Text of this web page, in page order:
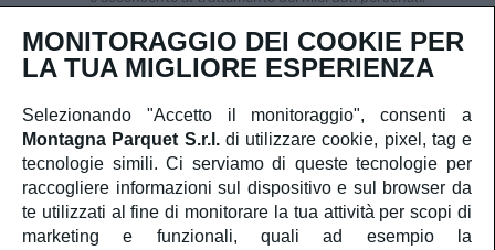
Iscriviti
Servizio Clienti
Account
MONITORAGGIO DEI COOKIE PER
LA TUA MIGLIORE ESPERIENZA
Selezionando "Accetto il monitoraggio", consenti a
Montagna Parquet S.r.l. di utilizzare cookie, pixel, tag e
tecnologie simili. Ci serviamo di queste tecnologie per
raccogliere informazioni sul dispositivo e sul browser da
te utilizzati al fine di monitorare la tua attività per scopi di
marketing e funzionali, quali ad esempio la